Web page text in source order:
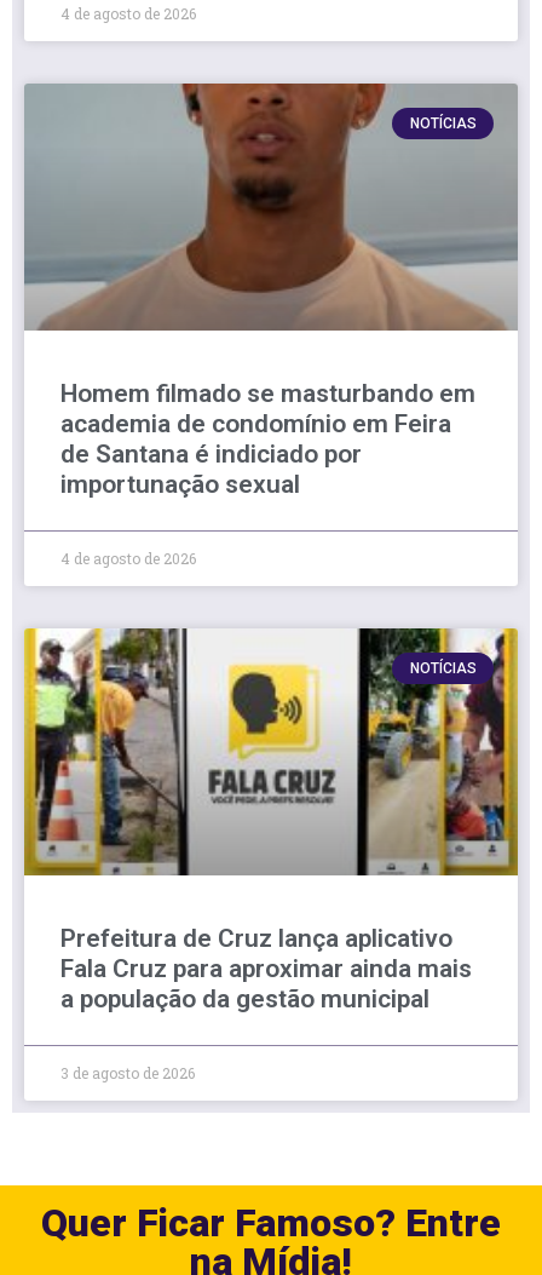
4 de agosto de 2026
NOTÍCIAS
Homem filmado se masturbando em
academia de condomínio em Feira
de Santana é indiciado por
importunação sexual
4 de agosto de 2026
NOTÍCIAS
Prefeitura de Cruz lança aplicativo
Fala Cruz para aproximar ainda mais
a população da gestão municipal
3 de agosto de 2026
Quer Ficar Famoso? Entre
na Mídia!